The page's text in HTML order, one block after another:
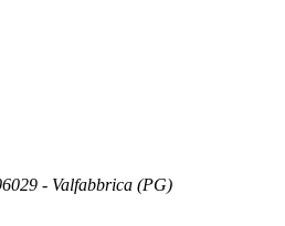
- Valfabbrica (PG)